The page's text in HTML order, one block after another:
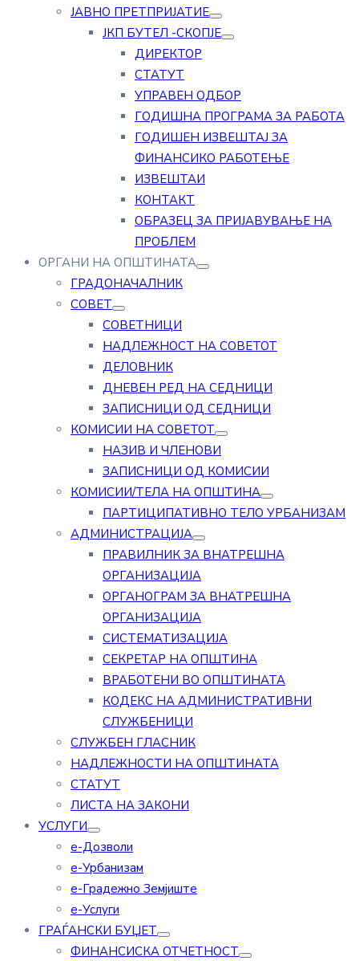
ЈАВНО ПРЕТПРИЈАТИЕ
ЈКП БУТЕЛ -СКОПЈЕ
ДИРЕКТОР
СТАТУТ
УПРАВЕН ОДБОР
ГОДИШНА ПРОГРАМА ЗА РАБОТА
ГОДИШЕН ИЗВЕШТАЈ ЗА
ФИНАНСИКО РАБОТЕЊЕ
ИЗВЕШТАИ
КОНТАКТ
ОБРАЗЕЦ ЗА ПРИЈАВУВАЊЕ НА
ПРОБЛЕМ
ОРГАНИ НА ОПШТИНАТА
ГРАДОНАЧАЛНИК
СОВЕТ
СОВЕТНИЦИ
НАДЛЕЖНОСТ НА СОВЕТОТ
ДЕЛОВНИК
ДНЕВЕН РЕД НА СЕДНИЦИ
ЗАПИСНИЦИ ОД СЕДНИЦИ
КОМИСИИ НА СОВЕТОТ
НАЗИВ И ЧЛЕНОВИ
ЗАПИСНИЦИ ОД КОМИСИИ
КОМИСИИ/ТЕЛА НА ОПШТИНА
ПАРТИЦИПАТИВНО ТЕЛО УРБАНИЗАМ
АДМИНИСТРАЦИЈА
ПРАВИЛНИК ЗА ВНАТРЕШНА
ОРГАНИЗАЦИЈА
ОРГАНОГРАМ ЗА ВНАТРЕШНА
ОРГАНИЗАЦИЈА
СИСТЕМАТИЗАЦИЈА
СЕКРЕТАР НА ОПШТИНА
ВРАБОТЕНИ ВО ОПШТИНАТА
КОДЕКС НА АДМИНИСТРАТИВНИ
СЛУЖБЕНИЦИ
СЛУЖБЕН ГЛАСНИК
НАДЛЕЖНОСТИ НА ОПШТИНАТА
СТАТУТ
ЛИСТА НА ЗАКОНИ
УСЛУГИ
е-Дозволи
е-Урбанизам
е-Градежно Земјиште
е-Услуги
ГРАЃАНСКИ БУЏЕТ
ФИНАНСИСКА ОТЧЕТНОСТ